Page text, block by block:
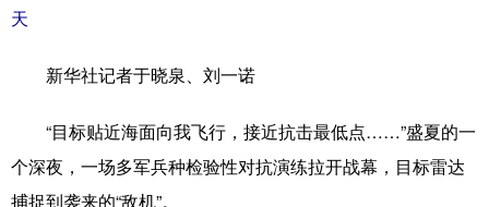
地方频道
北京 天津 河北 山西
天
新华社记者于晓泉、刘一诺
“目标贴近海面向我飞行，接近抗击最低点……”盛夏的一
个深夜，一场多军兵种检验性对抗演练拉开战幕，目标雷达
捕捉到袭来的“敌机”。